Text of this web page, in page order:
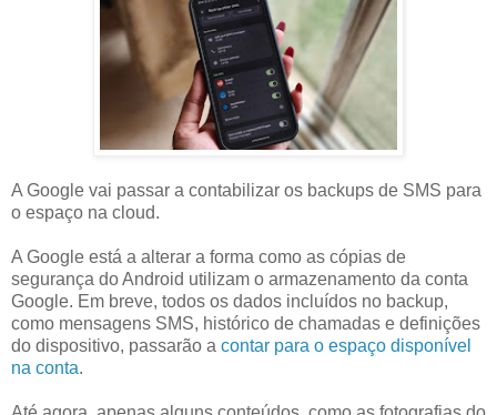
A Google vai passar a contabilizar os backups de SMS para
o espaço na cloud.
A Google está a alterar a forma como as cópias de
segurança do Android utilizam o armazenamento da conta
Google. Em breve, todos os dados incluídos no backup,
como mensagens SMS, histórico de chamadas e definições
do dispositivo, passarão a contar para o espaço disponível
na conta.